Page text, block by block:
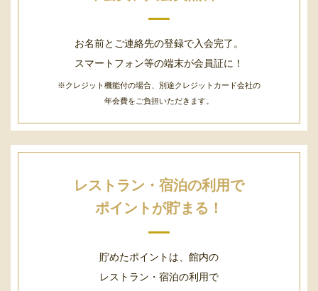
お名前とご連絡先の登録で入会完了。
スマートフォン等の端末が会員証に！
※クレジット機能付の場合、別途クレジットカード会社の
年会費をご負担いただきます。
レストラン・宿泊の利用で
ポイントが貯まる！
貯めたポイントは、館内の
レストラン・宿泊の利用で